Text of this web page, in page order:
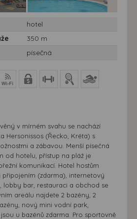
10/11 nocí
hotel
350 m
písečná
v mírném svahu se nachází
Hersonissos (Řecko, Kréta) s
a zábavou. Menší písečná
od hotelu, přístup na pláž je
komunikací. Hotel hostům
připojením (zdarma), internetový
lobby bar, restauraci a obchod se
areálu najdete 2 bazény, 2
nový mini vodní park,
u bazénů zdarma. Pro sportovně